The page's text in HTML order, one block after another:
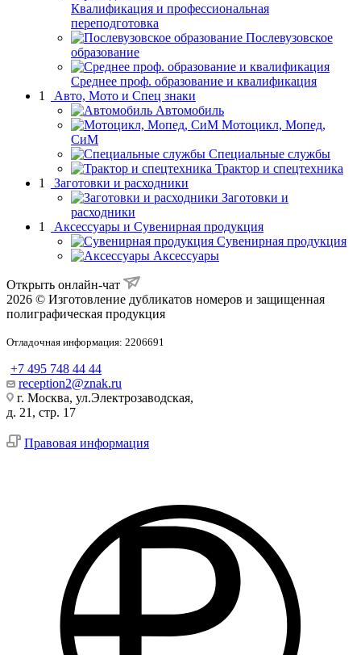
Квалификация и профессиональная
переподготовка
Послевузовское
образование
Среднее проф. образование и квалификация
1
Авто, Мото и Спец знаки
Автомобиль
Мотоцикл, Мопед,
СиМ
Специальные службы
Трактор и спецтехника
1
Заготовки и расходники
Заготовки и
расходники
1
Аксессуары и Сувенирная продукция
Сувенирная продукция
Аксессуары
Открыть онлайн-чат
2026 © Изготовление дубликатов номеров и защищенная
полиграфическая продукция
Отладочная информация: 2206691
+7 495 748 44 44
reception2@znak.ru
г. Москва, ул.Электрозаводская,
д. 21, стр. 17
Правовая информация